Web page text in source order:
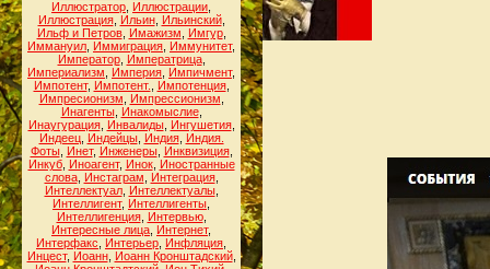
Иллюстратор Иллюстрации
Иллюстрация, Ильин, Ильинский,
Ильф и Петров, Имажизм Имгур,
Иммануил Иммиграция Иммунитет,
Император, Императрица,
Империализм
Империя Импичмент,
Импотент, Импотент. Импотенция,
Импресионизм
Импрессионизм
Инагенты, Инакомыслие,
Инаугурация, Инвалиды, Ингушетия,
Индеец, Индейцы, Индия, Индия.
Фоты, Инет, Инженеры, Инквизиция,
Инкуб, Иноагент, Инок, Иностранные
слова, Инстаграм Интеграция,
Интеллектуал, Интеллектуалы,
Интеллигент, Интеллигенты
Интеллигенция, Интервью,
Интересные лица Интернет,
Интерфакс
Интерьер Инфляция
Инцест, Иоанн, Иоанн Кронштадский,